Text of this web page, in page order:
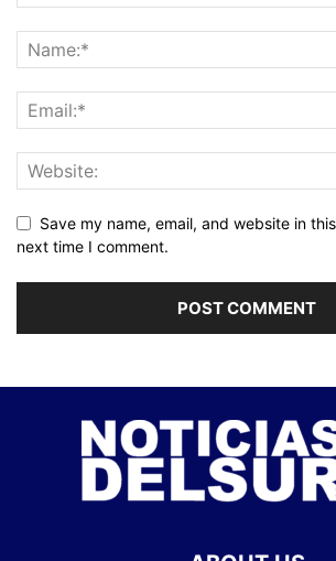
Save my name, email, and website in
next time I comment.